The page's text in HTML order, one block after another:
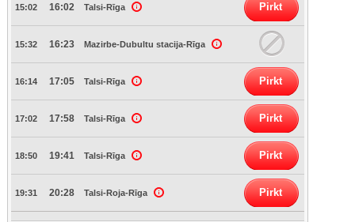
15:02 16:02 Talsi-Rīga Pirkt
15:32 16:23 Mazirbe-Dubultu stacija-Rīga
16:14 17:05 Talsi-Rīga Pirkt
17:02 17:58 Talsi-Rīga Pirkt
18:50 19:41 Talsi-Rīga Pirkt
19:31 20:28 Talsi-Roja-Rīga Pirkt